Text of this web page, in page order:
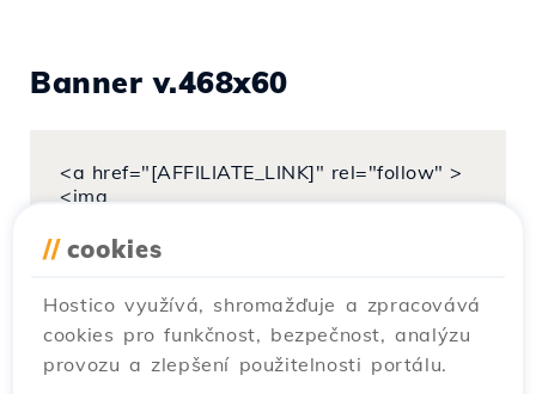
Banner v.468x60
<a href="[AFFILIATE_LINK]" rel="follow" >
<img
x60_en.png" alt="Web Hosting & Cloud
// cookies
Hostico využívá, shromažďuje a zpracovává
cookies pro funkčnost, bezpečnost, analýzu
provozu a zlepšení použitelnosti portálu.